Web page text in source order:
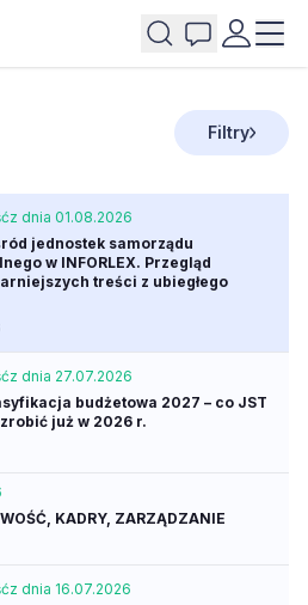
Filtry
z dnia 01.08.2026
jednostek samorządu
w INFORLEX. Przegląd
treści z ubiegłego
z dnia 27.07.2026
budżetowa 2027 – co JST
już w 2026 r.
KADRY, ZARZĄDZANIE
z dnia 16.07.2026